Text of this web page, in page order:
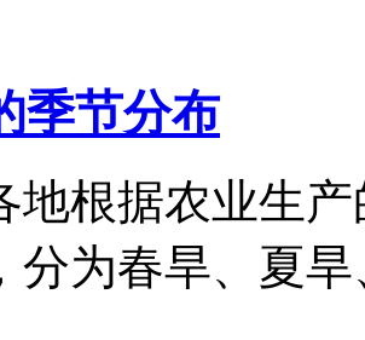
季节分布
地根据农业生
分为春旱、夏